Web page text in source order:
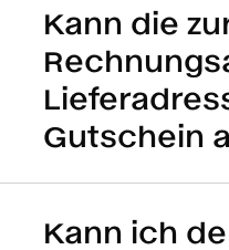
Kann die
Gutschein
Kann ich